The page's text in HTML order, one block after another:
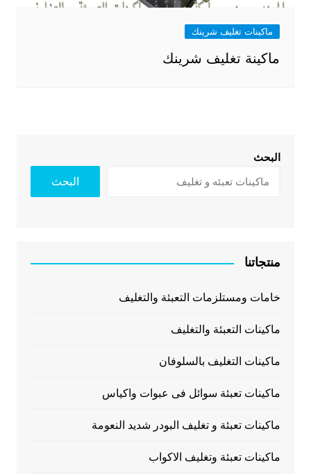
ماكينات تغليف شرينك
ماكينة تغليف شرينك
البحث
البحث
منتجاتنا
خامات ومستلزمات التعبئة والتغليف
ماكينات التعبئة والتغليف
ماكينات التغليف بالسلوفان
ماكينات تعبئة سوائل فى عبوات واكياس
ماكينات تعبئة و تغليف البودر شديد النعومة
ماكينات تعبئة وتغليف الاكواب